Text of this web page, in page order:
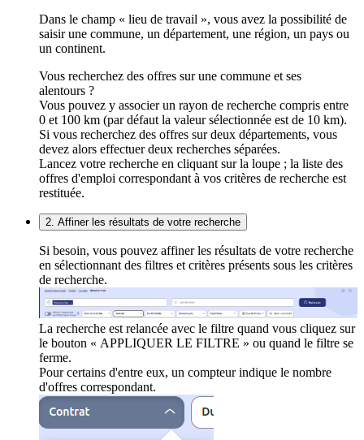
Dans le champ « lieu de travail », vous avez la possibilité de
saisir une commune, un département, une région, un pays ou
un continent.
Vous recherchez des offres sur une commune et ses
alentours ?
Vous pouvez y associer un rayon de recherche compris entre
0 et 100 km (par défaut la valeur sélectionnée est de 10 km).
Si vous recherchez des offres sur deux départements, vous
devez alors effectuer deux recherches séparées.
Lancez votre recherche en cliquant sur la loupe ; la liste des
offres d'emploi correspondant à vos critères de recherche est
restituée.
2. Affiner les résultats de votre recherche
Si besoin, vous pouvez affiner les résultats de votre recherche
en sélectionnant des filtres et critères présents sous les critères
de recherche.
La recherche est relancée avec le filtre quand vous cliquez sur
le bouton « APPLIQUER LE FILTRE » ou quand le filtre se
ferme.
Pour certains d'entre eux, un compteur indique le nombre
d'offres correspondant.